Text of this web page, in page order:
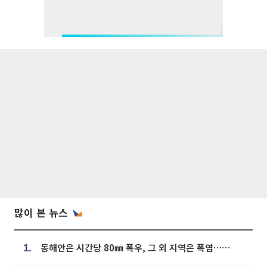
많이 본 뉴스
1. 동해안은 시간당 80㎜ 폭우, 그 외 지역은 폭염…‘극과 극 날씨’